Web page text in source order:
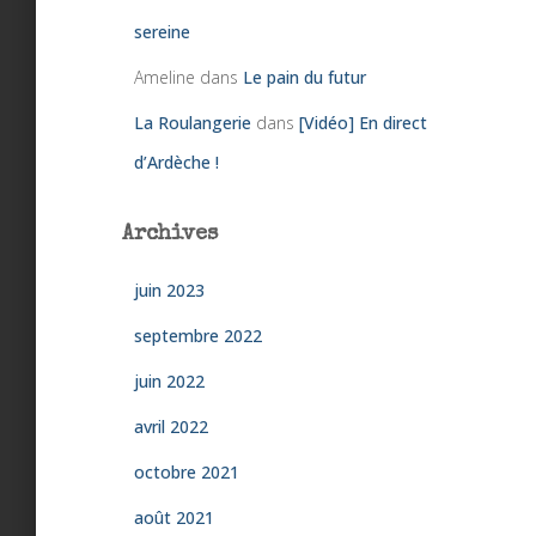
sereine
Ameline dans Le pain du futur
La Roulangerie dans [Vidéo] En direct
d’Ardèche !
Archives
juin 2023
septembre 2022
juin 2022
avril 2022
octobre 2021
août 2021